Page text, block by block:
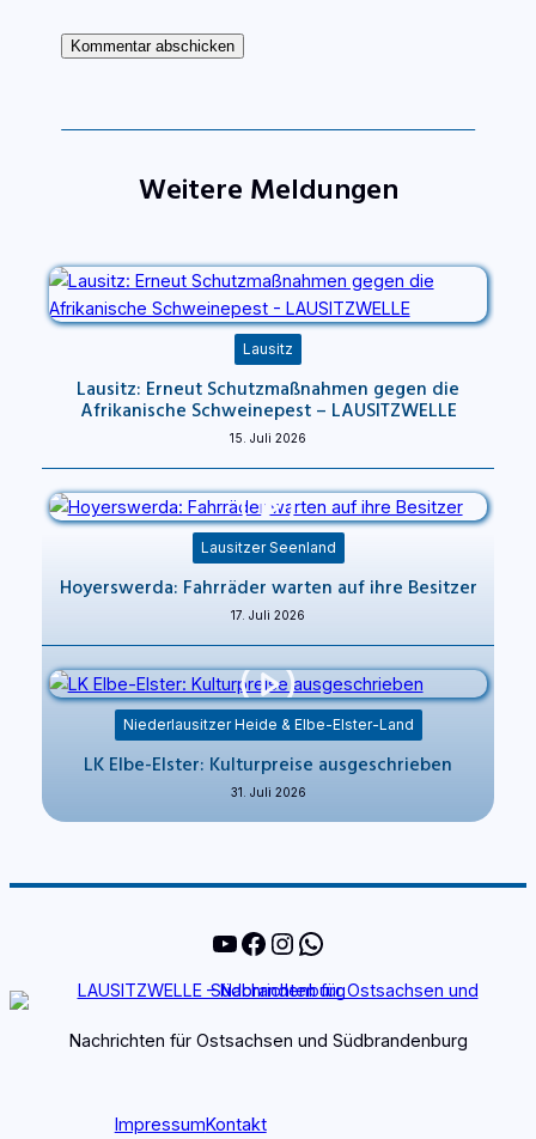
Weitere Meldungen
Lausitz
Lausitz: Erneut Schutzmaßnahmen gegen die
Afrikanische Schweinepest – LAUSITZWELLE
15. Juli 2026
Lausitzer Seenland
Hoyerswerda: Fahrräder warten auf ihre Besitzer
17. Juli 2026
Niederlausitzer Heide & Elbe-Elster-Land
LK Elbe-Elster: Kulturpreise ausgeschrieben
31. Juli 2026
YouTube
Facebook
Instagram
WhatsApp
Nachrichten für Ostsachsen und Südbrandenburg
ImpressumKontakt